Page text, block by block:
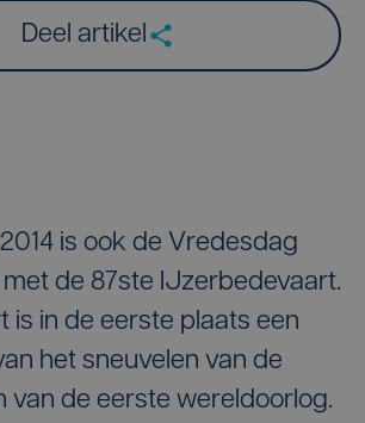
Deel artikel
is ook de Vredesdag
de 87ste IJzerbedevaart.
is in de eerste plaats een
het sneuvelen van de
van de eerste wereldoorlog.